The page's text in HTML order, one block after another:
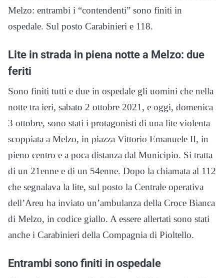
Melzo: entrambi i “contendenti” sono finiti in
ospedale. Sul posto Carabinieri e 118.
Lite in strada in piena notte a Melzo: due
feriti
Sono finiti tutti e due in ospedale gli uomini che nella
notte tra ieri, sabato 2 ottobre 2021, e oggi, domenica
3 ottobre, sono stati i protagonisti di una lite violenta
scoppiata a Melzo, in piazza Vittorio Emanuele II, in
pieno centro e a poca distanza dal Municipio. Si tratta
di un 21enne e di un 54enne. Dopo la chiamata al 112
che segnalava la lite, sul posto la Centrale operativa
dell’Areu ha inviato un’ambulanza della Croce Bianca
di Melzo, in codice giallo. A essere allertati sono stati
anche i Carabinieri della Compagnia di Pioltello.
Entrambi sono finiti in ospedale